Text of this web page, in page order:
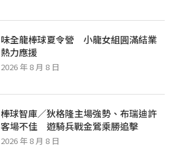
味全龍棒球夏令營 小龍女組圓滿結業
熱力應援
2026 年 8 月 8 日
棒球智庫／狄格隆主場強勢、布瑞迪許
客場不佳 遊騎兵戰金鶯乘勝追擊
2026 年 8 月 8 日